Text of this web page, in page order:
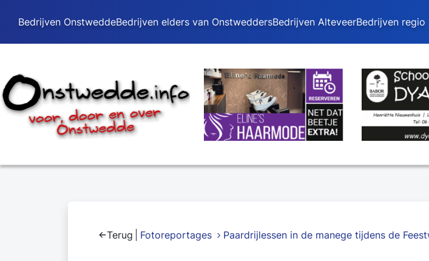
Bedrijven OnstweddeBedrijven elders van OnstweddersBedrijven AlteveerBedrijven regio
Terug Fotoreportages Paardrijlessen in de manege tijdens de